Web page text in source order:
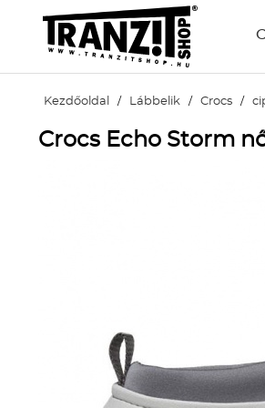
Kezdőoldal / Lábbelik / Crocs /
Crocs Echo Storm